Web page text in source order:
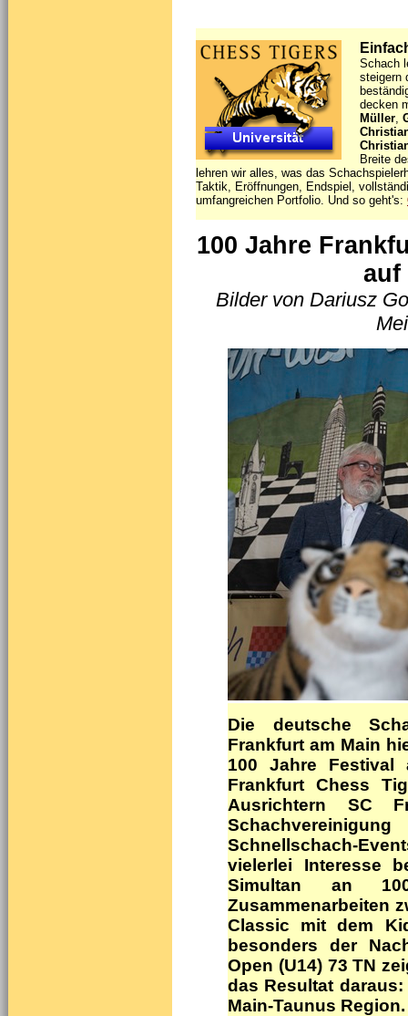
Schach
steigern
decken
Müller,
Breite
lehren wir alles, was das
Taktik, Eröffnungen, Endspiel,
umfangreichen Portfolio. Und so geht's:
100 Jahre
auf
Bilder von Dariusz
Die deutsche
Frankfurt am Main
100 Jahre Festival
Frankfurt Chess
Ausrichtern SC
Schnellschach-
vielerlei Interesse
Simultan an
Zusammenarbeiten
Classic mit dem
besonders der
Open (U14) 73 TN
das Resultat
Main-Taunus Region.